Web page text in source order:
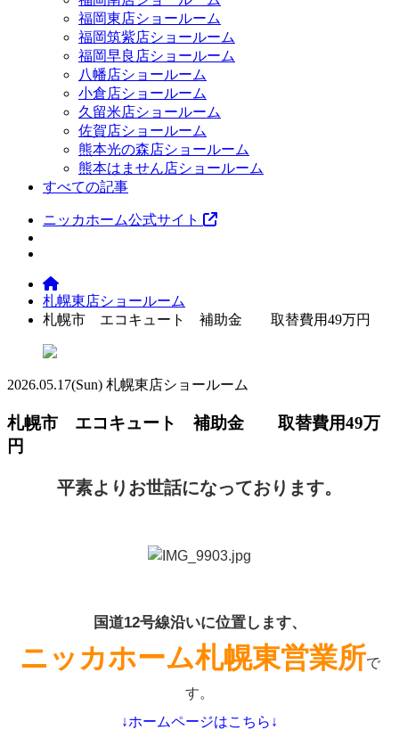
福岡東店ショールーム
福岡筑紫店ショールーム
福岡早良店ショールーム
八幡店ショールーム
小倉店ショールーム
久留米店ショールーム
佐賀店ショールーム
熊本光の森店ショールーム
熊本はません店ショールーム
すべての記事
ニッカホーム公式サイト
札幌東店ショールーム
札幌市 エコキュート 補助金 取替費用49万円
2026.05.17(Sun) 札幌東店ショールーム
札幌市 エコキュート 補助金 取替費用49万
円
平素よりお世話になっております。
国道12号線沿いに位置します、
ニッカホーム札幌東営業所で
す。
↓ホームページはこちら↓